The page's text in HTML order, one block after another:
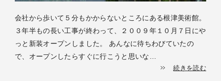
会社から歩いて５分もかからないところにある根津美術館。
３年半もの長い工事が終わって、２００９年１０月７日にや
っと新装オープンしました。 あんなに待ちわびていたの
で、オープンしたらすぐに行こうと思いな…
続きを読む